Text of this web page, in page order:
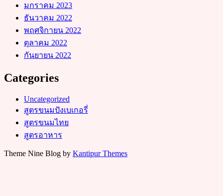
มกราคม 2023
ธันวาคม 2022
พฤศจิกายน 2022
ตุลาคม 2022
กันยายน 2022
Categories
Uncategorized
สูตรขนมปังเบเกอรี่
สูตรขนมไทย
สูตรอาหาร
Theme Nine Blog by Kantipur Themes